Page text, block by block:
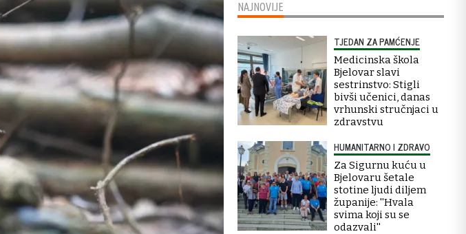
NAJNOVIJE
TJEDAN ZA PAMĆENJE
Medicinska škola
Bjelovar slavi
sestrinstvo: Stigli
bivši učenici, danas
vrhunski stručnjaci u
zdravstvu
HUMANITARNO I ZDRAVO
Za Sigurnu kuću u
Bjelovaru šetale
stotine ljudi diljem
županije: ''Hvala
svima koji su se
odazvali''